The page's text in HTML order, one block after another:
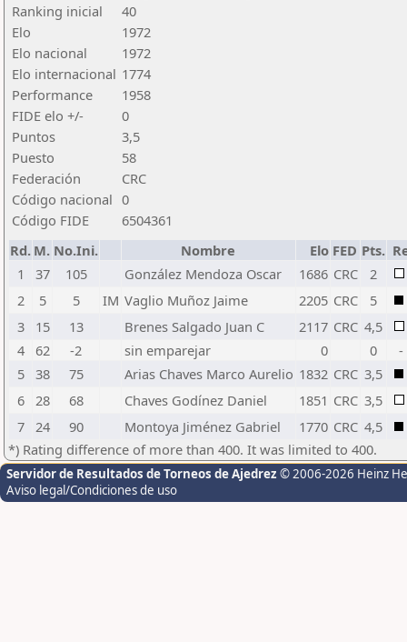
Ranking inicial
40
Elo
1972
Elo nacional
1972
Elo internacional 1774
Performance
1958
FIDE elo +/-
0
Puntos
3,5
Puesto
58
Federación
CRC
Código nacional 0
Código FIDE
6504361
Rd. M. No.Ini. Nombre Elo FED Pts.
1
37 105 González Mendoza Oscar 1686 CRC
2
2
5 5 IM Vaglio Muñoz Jaime 2205 CRC
5
3
15 13 Brenes Salgado Juan C 2117 CRC 4,5
4 62 -2 sin emparejar 0 0
-
5 38 75 Arias Chaves Marco Aurelio 1832 CRC 3,5
6 28 68 Chaves Godínez Daniel 1851 CRC 3,5
7 24 90 Montoya Jiménez Gabriel 1770 CRC 4,5
*) Rating difference of more than 400. It was limited to 400.
Servidor de Resultados de Torneos de Ajedrez © 2006-2026 Heinz
Aviso legal/Condiciones de uso